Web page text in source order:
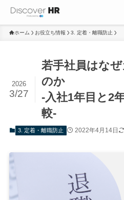
ホーム お役立ち情報 3. 定着・離職防止
若手社員はな
のか
-入社1年目と2
較-
2026
3/27
3. 定着・離職防止 2022年4月14日